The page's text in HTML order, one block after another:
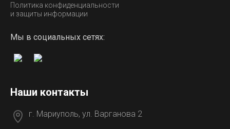
Политика конфиденциальности
и защиты информации
Мы в социальных сетях:
Наши контакты
г. Мариуполь, ул. Варганова 2